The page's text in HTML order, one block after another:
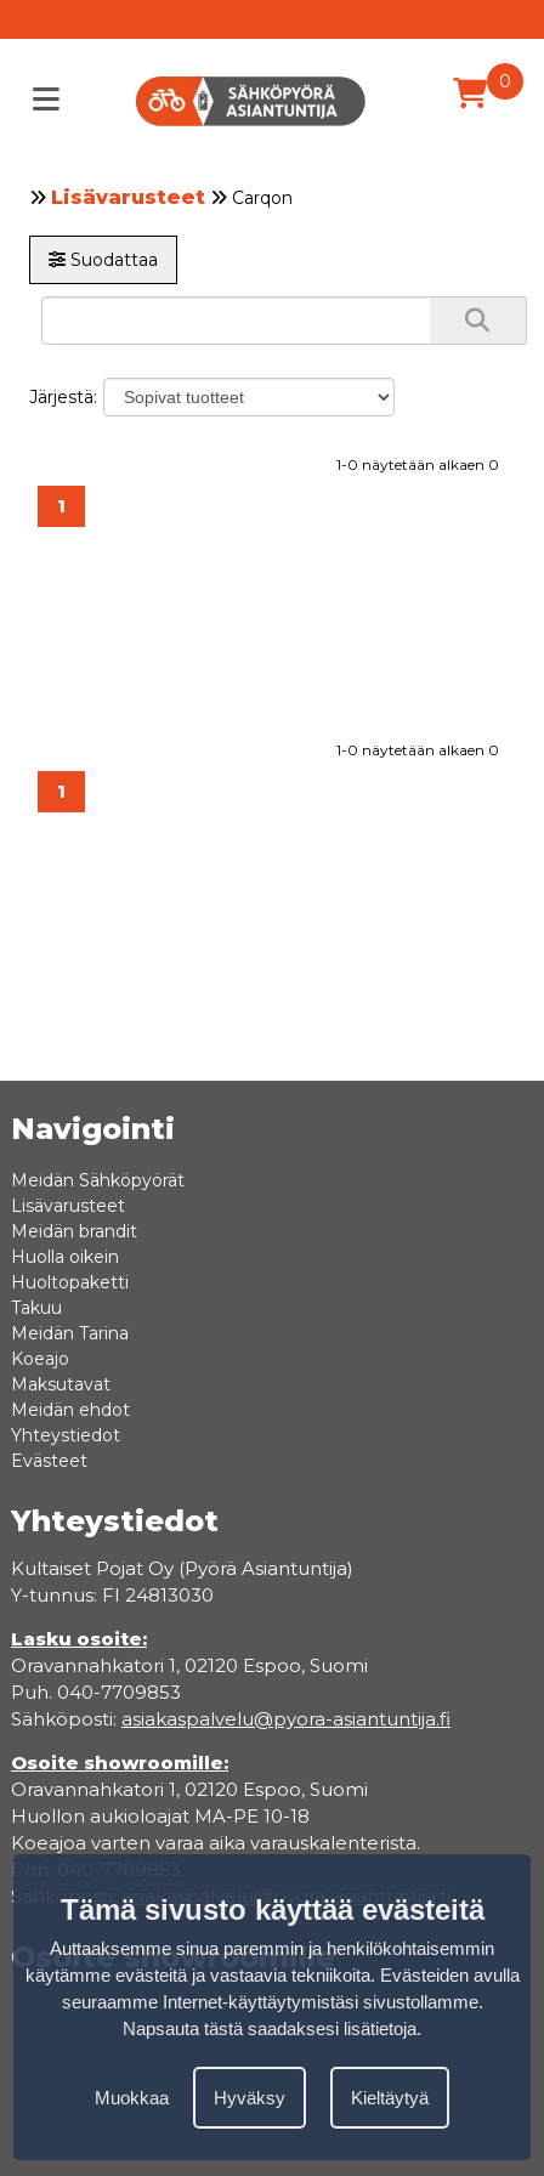
0
Lisävarusteet Carqon
Suodattaa
Järjestä:
1-0 näytetään alkaen 0
1
1-0 näytetään alkaen 0
1
Navigointi
Meidän Sähköpyörät
Lisävarusteet
Meidän brandit
Huolla oikein
Huoltopaketti
Takuu
Meidän Tarina
Koeajo
Maksutavat
Meidän ehdot
Yhteystiedot
Evästeet
Yhteystiedot
Kultaiset Pojat Oy (Pyörä Asiantuntija)
Y-tunnus: FI 24813030
Lasku osoite:
Oravannahkatori 1, 02120 Espoo, Suomi
Puh. 040-7709853
Sähköposti: asiakaspalvelu@pyora-asiantuntija.fi
Osoite showroomille:
Oravannahkatori 1, 02120 Espoo, Suomi
Huollon aukioloajat MA-PE 10-18
Koeajoa varten varaa aika varauskalenterista.
Sähköposti: asiakaspalvelu@pyora-asiantuntija.fi
Osoite showroomille
Tämä sivusto käyttää evästeitä
Auttaaksemme sinua paremmin ja henkilökohtaisemmin
käytämme evästeitä ja vastaavia tekniikoita. Evästeiden avulla
seuraamme Internet-käyttäytymistäsi sivustollamme.
Napsauta tästä saadaksesi lisätietoja.
Muokkaa Hyväksy Kieltäytyä